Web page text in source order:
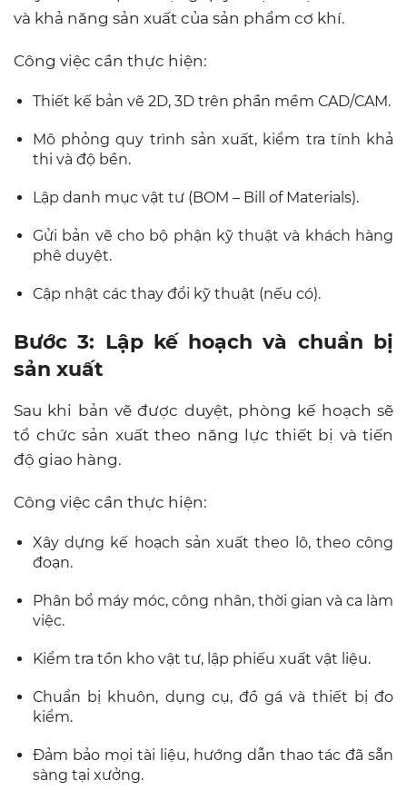
và khả năng sản xuất của sản phẩm cơ khí.
Công việc cần thực hiện:
Thiết kế bản vẽ 2D, 3D trên phần mềm CAD/CAM.
Mô phỏng quy trình sản xuất, kiểm tra tính khả
thi và độ bền.
Lập danh mục vật tư (BOM – Bill of Materials).
Gửi bản vẽ cho bộ phận kỹ thuật và khách hàng
phê duyệt.
Cập nhật các thay đổi kỹ thuật (nếu có).
Bước 3: Lập kế hoạch và chuẩn bị
sản xuất
Sau khi bản vẽ được duyệt, phòng kế hoạch sẽ
tổ chức sản xuất theo năng lực thiết bị và tiến
độ giao hàng.
Công việc cần thực hiện:
Xây dựng kế hoạch sản xuất theo lô, theo công
đoạn.
Phân bổ máy móc, công nhân, thời gian và ca làm
việc.
Kiểm tra tồn kho vật tư, lập phiếu xuất vật liệu.
Chuẩn bị khuôn, dụng cụ, đồ gá và thiết bị đo
kiểm.
Đảm bảo mọi tài liệu, hướng dẫn thao tác đã sẵn
sàng tại xưởng.